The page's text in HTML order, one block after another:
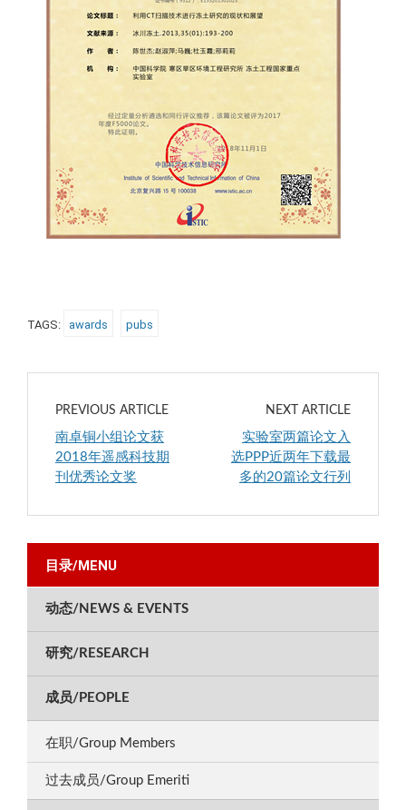
TAGS: awards pubs
PREVIOUS ARTICLE
南卓铜小组论文获
2018年遥感科技期
刊优秀论文奖
NEXT ARTICLE
实验室两篇论文入
选PPP近两年下载最
多的20篇论文行列
目录/MENU
动态/NEWS & EVENTS
研究/RESEARCH
成员/PEOPLE
在职/Group Members
过去成员/Group Emeriti